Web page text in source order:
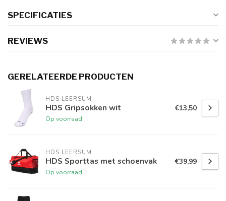
SPECIFICATIES
REVIEWS
GERELATEERDE PRODUCTEN
HDS LEERSUM
HDS Gripsokken wit
Op voorraad
€13,50
HDS LEERSUM
HDS Sporttas met schoenvak
Op voorraad
€39,99